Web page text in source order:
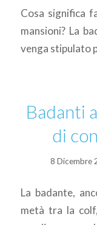
Cosa significa
mansioni? La
venga stipulato
Badanti
di
8 Dicembre
La badante,
metà tra la